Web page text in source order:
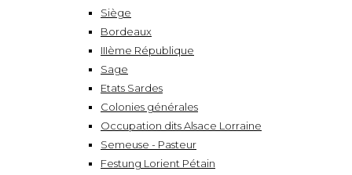
Siège
Bordeaux
IIIème République
Sage
Etats Sardes
Colonies générales
Occupation dits Alsace Lorraine
Semeuse - Pasteur
Festung Lorient Pétain